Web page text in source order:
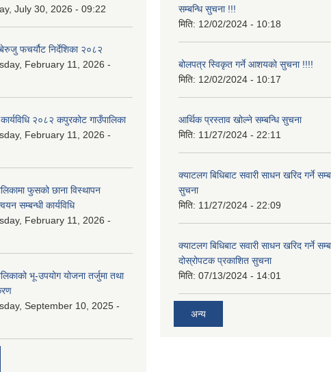
July 30, 2026 - 09:22
फचर्यौट निर्देशिका २०८२
February 11, 2026 -
२०८२ कपुरकोट गाउँपालिका
February 11, 2026 -
फुसको छाना विस्थापन
सम्बन्धी कार्यविधि
February 11, 2026 -
भू-उपयोग योजना तर्जुमा तथा
September 10, 2025 -
सम्बन्धि सुचना !!!
मिति: 12/02/2024 - 10:18
बोलपत्र स्विकृत गर्ने आशयको सुचना !!!!
मिति: 12/02/2024 - 10:17
आर्थिक प्रस्ताव खोल्ने सम्बन्धि सुचना
मिति: 11/27/2024 - 22:11
क्याटलग बिधिबाट सवारी साधन खरिद गर्ने
सुचना
मिति: 11/27/2024 - 22:09
क्याटलग बिधिबाट सवारी साधन खरिद गर्ने
दोस्रोपटक प्रकाशित सुचना
मिति: 07/13/2024 - 14:01
अन्य